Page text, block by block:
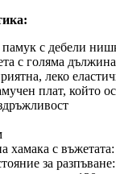
памук с дебели
с голяма дължина
леко
плат, който
хамака с въжетата:
за разпъване: